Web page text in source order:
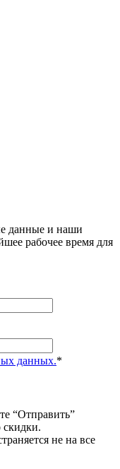
данные и наши
рабочее время для
данных.*
“Отправить”
не на все